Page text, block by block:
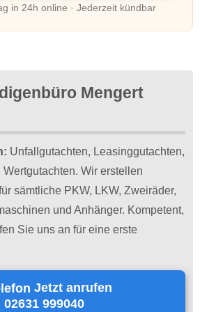
in 24h online · Jederzeit kündbar
Mengert
Unfallgutachten, Leasinggutachten,
Wir erstellen
sämtliche PKW, LKW, Zweiräder,
und Anhänger. Kompetent,
Sie uns an für eine erste
Jetzt anrufen
02631 999040